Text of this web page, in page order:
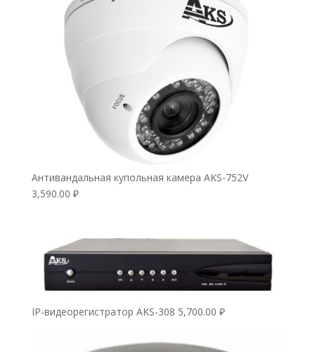
Антивандальная купольная камера AKS-752V
3,590.00 ₽
IP-видеорегистратор AKS-308 5,700.00 ₽